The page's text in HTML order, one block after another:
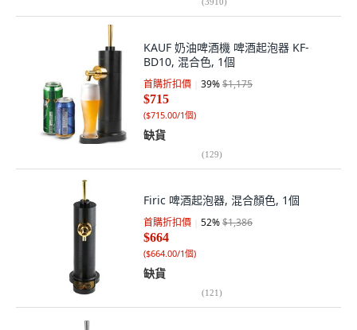
KAUF 奶油啤酒機 啤酒起泡器 KF-
BD10, 混合色, 1個
首購折扣價 39%$1,175
$715
($715.00/1個)
缺貨
(129)
Firic 啤酒起泡器, 混合顏色, 1個
首購折扣價 52%$1,386
$664
($664.00/1個)
缺貨
(121)